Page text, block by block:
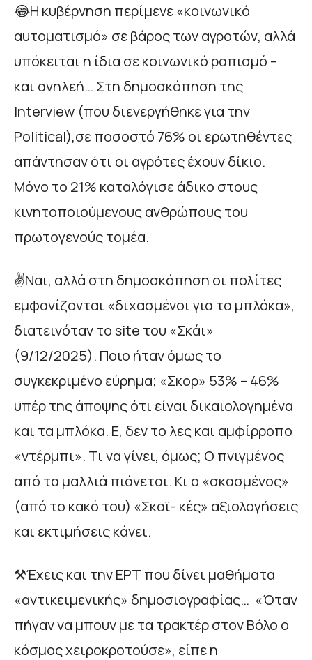
😂Η κυβέρνηση περίμενε «κοινωνικό
αυτοματισμό» σε βάρος των αγροτών, αλλά
υπόκειται η ίδια σε κοινωνικό ραπισμό –
και ανηλεή… Στη δημοσκόπηση της
Interview (που διενεργήθηκε για την
Political),σε ποσοστό 76% οι ερωτηθέντες
απάντησαν ότι οι αγρότες έχουν δίκιο.
Μόνο το 21% καταλόγισε άδικο στους
κινητοποιούμενους ανθρώπους του
πρωτογενούς τομέα.
✌️Ναι, αλλά στη δημοσκόπηση οι πολίτες
εμφανίζονται «διχασμένοι για τα μπλόκα»,
διατεινόταν το site του «Σκάι»
(9/12/2025). Ποιο ήταν όμως το
συγκεκριμένο εύρημα; «Σκορ» 53% – 46%
υπέρ της άποψης ότι είναι δικαιολογημένα
και τα μπλόκα. Ε, δεν το λες και αμφίρροπο
«ντέρμπι». Τι να γίνει, όμως; Ο πνιγμένος
από τα μαλλιά πιάνεται. Κι ο «σκασμένος»
(από το κακό του) «Σκαϊ- κές» αξιολογήσεις
και εκτιμήσεις κάνει.
⚒️Έχεις και την ΕΡΤ που δίνει μαθήματα
«αντικειμενικής» δημοσιογραφίας… «Όταν
πήγαν να μπουν με τα τρακτέρ στον Βόλο ο
κόσμος χειροκροτούσε», είπε η